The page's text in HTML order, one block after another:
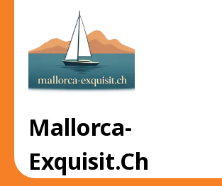
Mallorca-
Exquisit.ch